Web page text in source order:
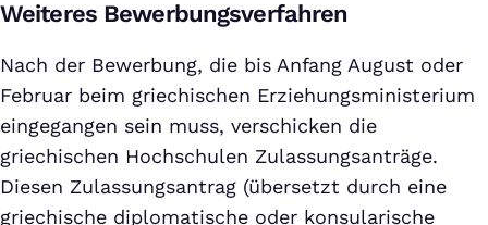
Weiteres Bewerbungsverfahren
Nach der Bewerbung, die bis Anfang August oder
Februar beim griechischen Erziehungsministerium
eingegangen sein muss, verschicken die
griechischen Hochschulen Zulassungsanträge.
Diesen Zulassungsantrag (übersetzt durch eine
griechische diplomatische oder konsularische